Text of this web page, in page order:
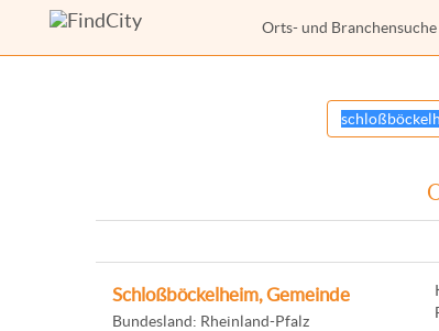
Orts- und Branchensuche
Schloßböckelheim, Gemeinde
Bundesland: Rheinland-Pfalz